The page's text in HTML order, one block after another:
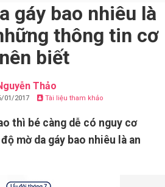
gáy bao nhiêu là
thông tin cơ
biết
Thảo
01/2017 Tài liệu tham khảo
thì bé càng dễ có nguy cơ
mờ da gáy bao nhiêu là an